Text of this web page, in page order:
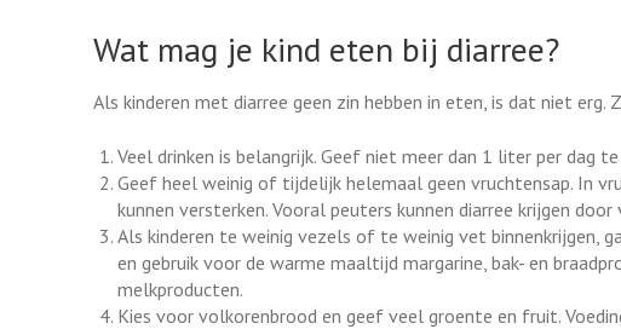
Wat mag je kind eten bij diarree?
Als kinderen met diarree geen zin hebben in eten, is dat niet
Veel drinken is belangrijk. Geef niet meer dan 1 liter per dag
Geef heel weinig of tijdelijk helemaal geen vruchtensap. In
kunnen versterken. Vooral peuters kunnen diarree krijgen door
Als kinderen te weinig vezels of te weinig vet binnenkrijgen,
en gebruik voor de warme maaltijd margarine, bak- en
melkproducten.
Kies voor volkorenbrood en geef veel groente en fruit.